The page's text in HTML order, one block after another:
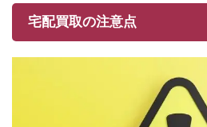
宅配買取の注意点